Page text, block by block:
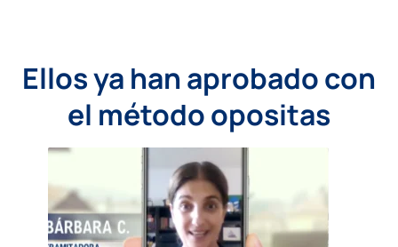
Ellos ya han aprobado con
el método opositas